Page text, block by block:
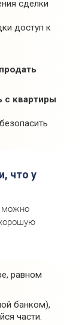
сделки
доступ к
с квартиры
что у
можно
равном
банком),
части.